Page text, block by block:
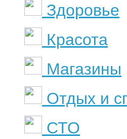
Здоровье
Красота
Магазины
Отдых и
СТО